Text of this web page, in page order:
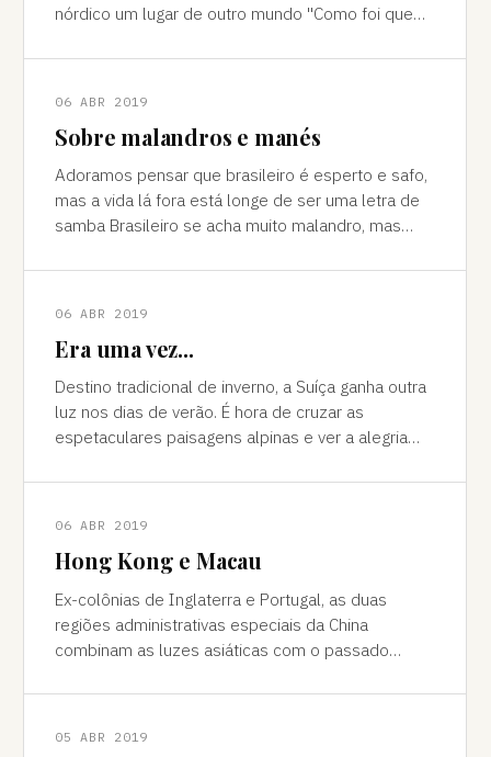
nórdico um lugar de outro mundo "Como foi que
06 ABR 2019
Sobre malandros e manés
Adoramos pensar que brasileiro é esperto e safo,
mas a vida lá fora está longe de ser uma letra de
samba Brasileiro se acha muito malandro, mas
06 ABR 2019
Era uma vez...
Destino tradicional de inverno, a Suíça ganha outra
luz nos dias de verão. É hora de cruzar as
espetaculares paisagens alpinas e ver a alegria
06 ABR 2019
Hong Kong e Macau
Ex-colônias de Inglaterra e Portugal, as duas
regiões administrativas especiais da China
combinam as luzes asiáticas com o passado
05 ABR 2019